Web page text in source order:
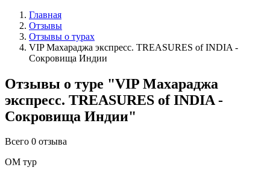
Главная
Отзывы
Отзывы о турах
VIP Махараджа экспресс. TREASURES of INDIA -
Сокровища Индии
Отзывы о туре "VIP Махараджа
экспресс. TREASURES of INDIA -
Сокровища Индии"
Всего 0 отзыва
ОМ тур